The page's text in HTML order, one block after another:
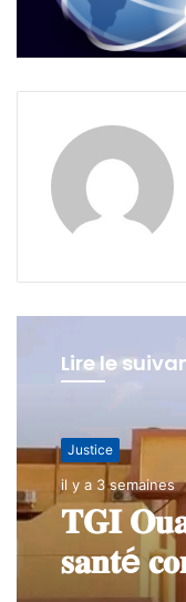
Lire le
Justice
il y a 3 semaines
Justice
27 juin 2026